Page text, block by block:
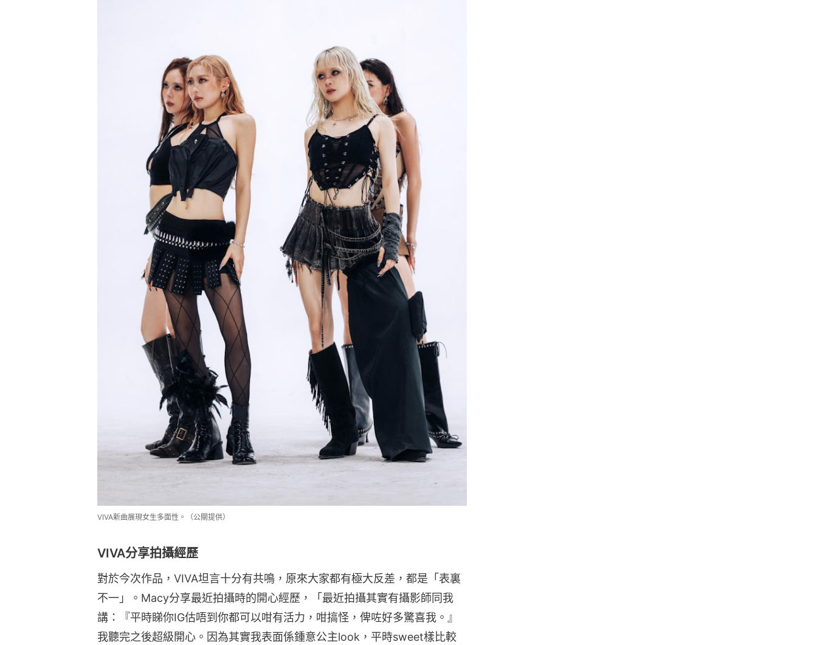
VIVA新曲展現女生多面性。（公關提供）
VIVA分享拍攝經歷
對於今次作品，VIVA坦言十分有共鳴，原來大家都有極大反差，都是「表裏
不一」。Macy分享最近拍攝時的開心經歷，「最近拍攝其實有攝影師同我
講：『平時睇你IG估唔到你都可以咁有活力，咁搞怪，俾咗好多驚喜我。』
我聽完之後超級開心。因為其實我表面係鍾意公主look，平時sweet樣比較